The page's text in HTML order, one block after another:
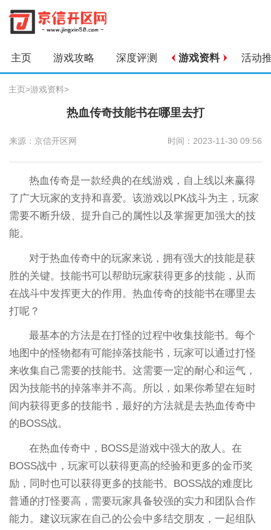
主页 游戏攻略 深度评测 游戏资料 活动
主页>游戏资料>
热血传奇技能书在哪里去打
来源：京信开区网 时间：2023-11-30 09:56
热血传奇是一款经典的在线游戏，自上线以来赢得
了广大玩家的支持和喜爱。该游戏以PK战斗为主，玩家
需要不断升级、提升自己的属性以及掌握更加强大的技
能。
对于热血传奇中的玩家来说，拥有强大的技能是获
胜的关键。技能书可以帮助玩家获得更多的技能，从而
在战斗中发挥更大的作用。热血传奇的技能书在哪里去
打呢？
最基本的方法是在打怪的过程中收集技能书。每个
地图中的怪物都有可能掉落技能书，玩家可以通过打怪
来收集自己需要的技能书。这需要一定的耐心和运气，
因为技能书的掉落率并不高。所以，如果你希望在短时
间内获得更多的技能书，最好的方法就是去热血传奇中
的BOSS战。
在热血传奇中，BOSS是游戏中强大的敌人。在
BOSS战中，玩家可以获得更高的经验和更多的金币奖
励，同时也可以获得更多的技能书。BOSS战的难度比
普通的打怪要高，需要玩家具备较强的实力和团队合作
能力。建议玩家在自己的公会中多结交朋友，一起组队